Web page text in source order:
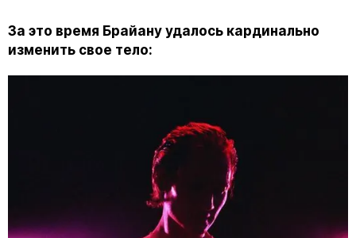
За это время Брайану удалось кардинально
изменить свое тело: